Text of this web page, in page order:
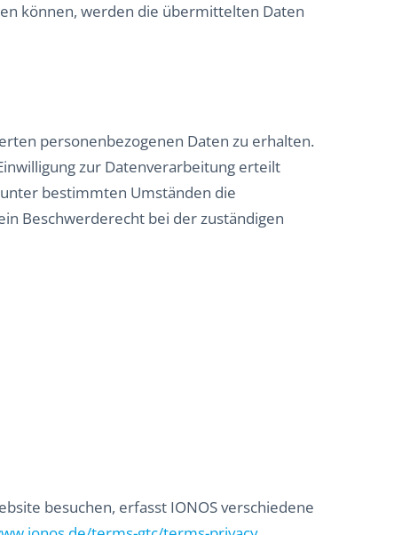
können, werden die übermittelten Daten
personenbezogenen Daten zu erhalten.
zur Datenverarbeitung erteilt
bestimmten Umständen die
Beschwerderecht bei der zuständigen
besuchen, erfasst IONOS verschiedene